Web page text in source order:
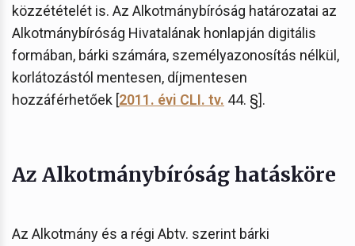
közzétételét is. Az Alkotmánybíróság határozatai az
Alkotmánybíróság Hivatalának honlapján digitális
formában, bárki számára, személyazonosítás nélkül,
korlátozástól mentesen, díjmentesen
hozzáférhetőek [2011. évi CLI. tv. 44. §].
Az Alkotmánybíróság hatásköre
Az Alkotmány és a régi Abtv. szerint bárki